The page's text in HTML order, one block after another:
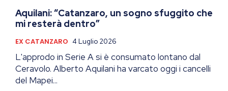
Aquilani: “Catanzaro, un sogno sfuggito che
mi resterà dentro”
EX CATANZARO 4 Luglio 2026
L'approdo in Serie A si è consumato lontano dal
Ceravolo. Alberto Aquilani ha varcato oggi i cancelli
del Mapei...